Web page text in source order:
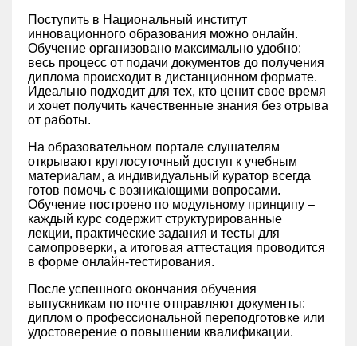
Поступить в Национальный институт
инновационного образования можно онлайн.
Обучение организовано максимально удобно:
весь процесс от подачи документов до получения
диплома происходит в дистанционном формате.
Идеально подходит для тех, кто ценит свое время
и хочет получить качественные знания без отрыва
от работы.
На образовательном портале слушателям
открывают круглосуточный доступ к учебным
материалам, а индивидуальный куратор всегда
готов помочь с возникающими вопросами.
Обучение построено по модульному принципу –
каждый курс содержит структурированные
лекции, практические задания и тесты для
самопроверки, а итоговая аттестация проводится
в форме онлайн-тестирования.
После успешного окончания обучения
выпускникам по почте отправляют документы:
диплом о профессиональной переподготовке или
удостоверение о повышении квалификации.